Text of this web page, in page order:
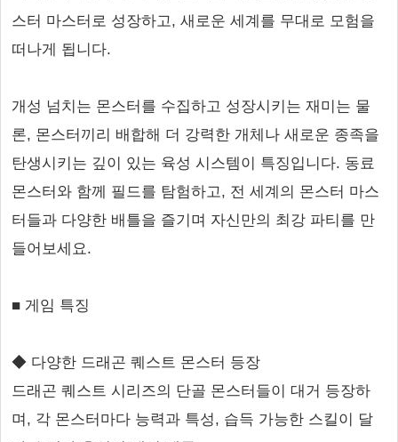
스터 마스터로 성장하고, 새로운 세계를 무대로 모험을
떠나게 됩니다.
개성 넘치는 몬스터를 수집하고 성장시키는 재미는 물
론, 몬스터끼리 배합해 더 강력한 개체나 새로운 종족을
탄생시키는 깊이 있는 육성 시스템이 특징입니다. 동료
몬스터와 함께 필드를 탐험하고, 전 세계의 몬스터 마스
터들과 다양한 배틀을 즐기며 자신만의 최강 파티를 만
들어보세요.
■ 게임 특징
◆ 다양한 드래곤 퀘스트 몬스터 등장
드래곤 퀘스트 시리즈의 단골 몬스터들이 대거 등장하
며, 각 몬스터마다 능력과 특성, 습득 가능한 스킬이 달